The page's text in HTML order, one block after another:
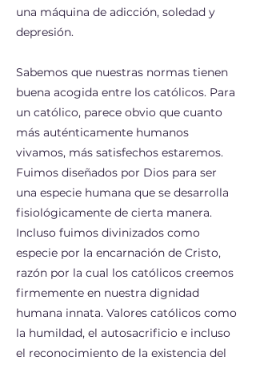
una máquina de adicción, soledad y
depresión.
Sabemos que nuestras normas tienen
buena acogida entre los católicos. Para
un católico, parece obvio que cuanto
más auténticamente humanos
vivamos, más satisfechos estaremos.
Fuimos diseñados por Dios para ser
una especie humana que se desarrolla
fisiológicamente de cierta manera.
Incluso fuimos divinizados como
especie por la encarnación de Cristo,
razón por la cual los católicos creemos
firmemente en nuestra dignidad
humana innata. Valores católicos como
la humildad, el autosacrificio e incluso
el reconocimiento de la existencia del